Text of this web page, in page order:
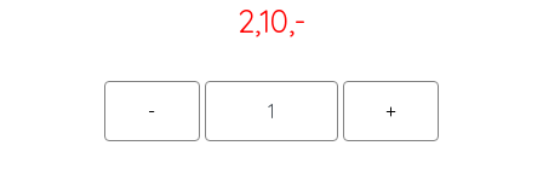
2,10,-